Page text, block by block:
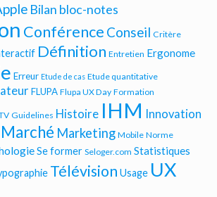
Bilan bloc-notes
Conférence Conseil Critère
Définition Entretien Ergonome
Erreur Etude de cas Etude quantitative
FLUPA Flupa UX Day Formation
Guidelines Histoire IHM Innovation
Marché Marketing Mobile Norme
Se former Seloger.com Statistiques
Télévision Usage UX